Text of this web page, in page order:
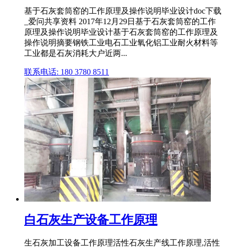
基于石灰套筒窑的工作原理及操作说明毕业设计doc下载
_爱问共享资料 2017年12月29日基于石灰套筒窑的工作
原理及操作说明毕业设计基于石灰套筒窑的工作原理及
操作说明摘要钢铁工业电石工业氧化铝工业耐火材料等
工业都是石灰消耗大户近两...
联系电话: 180 3780 8511
白石灰生产设备工作原理
生石灰加工设备工作原理活性石灰生产线工作原理,活性